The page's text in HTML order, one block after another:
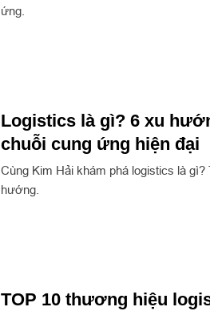
ứng.
Logistics là gì? 6 xu
chuỗi cung ứng hiện đại
Cùng Kim Hải khám phá logistics là
hướng.
TOP 10 thương hiệu